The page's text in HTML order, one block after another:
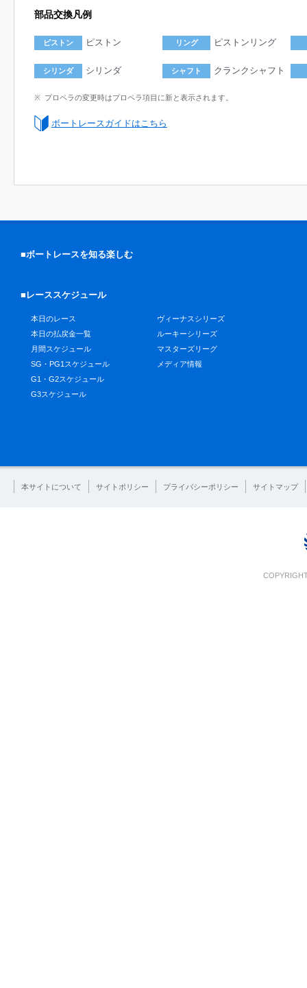
部品交換凡例
ピストン ピストン リング ピストンリング
シリンダ シリンダ シャフト クランクシャフト
プロペラの変更時はプロペラ項目に新と表示されます。
ボートレースガイドはこちら
■ボートレースを知る楽しむ
■レーススケジュール
本日のレース
本日の払戻金一覧
月間スケジュール
SG・PG1スケジュール
G1・G2スケジュール
G3スケジュール
ヴィーナスシリーズ
ルーキーシリーズ
マスターズリーグ
メディア情報
本サイトについて サイトポリシー プライバシーポリシー サイトマップ